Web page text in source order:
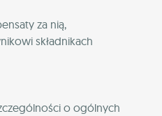
za nią,
składnikach
o ogólnych